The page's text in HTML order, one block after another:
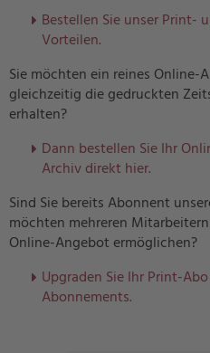
Bestellen Sie unser Print-
Vorteilen.
Sie möchten ein reines Online-
gleichzeitig die gedruckten
erhalten?
Dann bestellen Sie Ihr
Archiv direkt hier.
Sind Sie bereits Abonnent
möchten mehreren
Online-Angebot ermöglichen?
Upgraden Sie Ihr Print-
Abonnements.